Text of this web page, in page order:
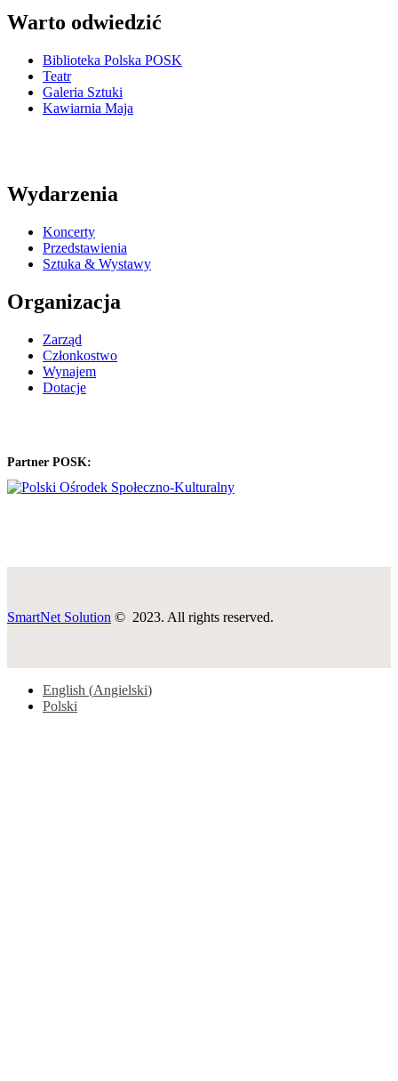
Warto odwiedzić
Biblioteka Polska POSK
Teatr
Galeria Sztuki
Kawiarnia Maja
Wydarzenia
Koncerty
Przedstawienia
Sztuka & Wystawy
Organizacja
Zarząd
Członkostwo
Wynajem
Dotacje
Partner POSK:
SmartNet Solution © 2023. All rights reserved.
English (Angielski)
Polski